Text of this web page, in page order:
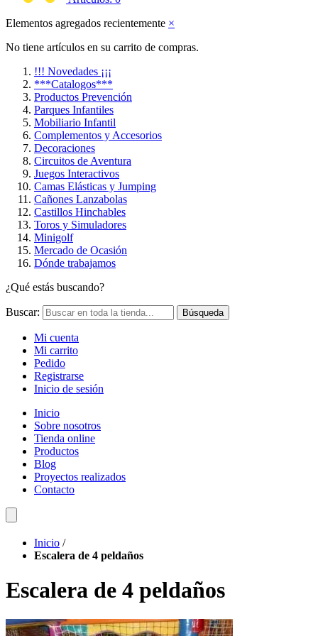
Elementos agregados recientemente ×
No tiene artículos en su carrito de compras.
!!! Novedades ¡¡¡
***Catalogos***
Productos Prevención
Parques Infantiles
Mobiliario Infantil
Complementos y Accesorios
Decoraciones
Circuitos de Aventura
Juegos Interactivos
Camas Elásticas y Jumping
Cañones Lanzabolas
Castillos Hinchables
Toros y Simuladores
Minigolf
Mercado de Ocasión
Dónde trabajamos
¿Qué estás buscando?
Buscar: Búsqueda
Mi cuenta
Mi carrito
Pedido
Registrarse
Inicio de sesión
Inicio
Sobre nosotros
Tienda online
Productos
Blog
Proyectos realizados
Contacto
Inicio /
Escalera de 4 peldaños
Escalera de 4 peldaños